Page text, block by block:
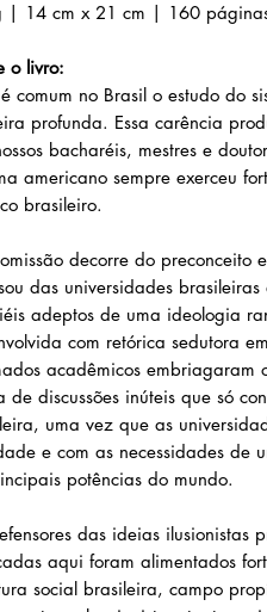
| 14 cm x 21 cm | 160
o livro:
comum no Brasil o estudo do
profunda. Essa carência
bacharéis, mestres e
americano sempre exerceu
brasileiro.
omissão decorre do
das universidades
adeptos de uma ideologia
com retórica sedutora
acadêmicos embriagaram
de discussões inúteis que só
uma vez que as
e com as necessidades de
potências do mundo.
das ideias ilusionistas
aqui foram alimentados
social brasileira, campo